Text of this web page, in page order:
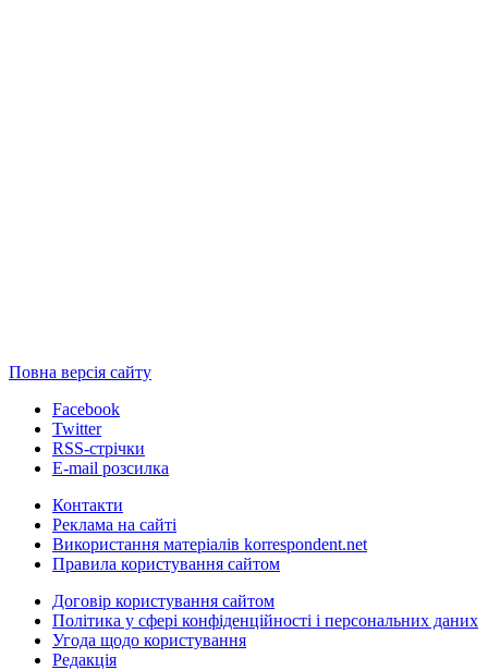
Повна версія сайту
Facebook
Twitter
RSS-стрічки
E-mail розсилка
Контакти
Реклама на сайті
Використання матеріалів korrespondent.net
Правила користування сайтом
Договір користування сайтом
Політика у сфері конфіденційності і персональних даних
Угода щодо користування
Редакція